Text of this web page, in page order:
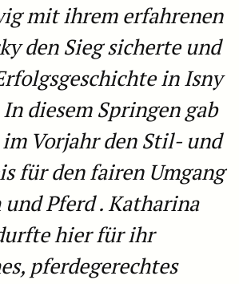
mit ihrem erfahrenen
den Sieg sicherte und
in Isny
diesem Springen gab
im Vorjahr den Stil- und
für den fairen Umgang
Pferd . Katharina
hier für ihr
pferdegerechtes